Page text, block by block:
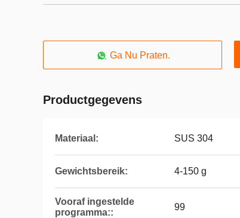
Ga Nu Praten.
Productgegevens
Materiaal: SUS 304
Gewichtsbereik: 4-150 g
Vooraf ingestelde
programma::
99